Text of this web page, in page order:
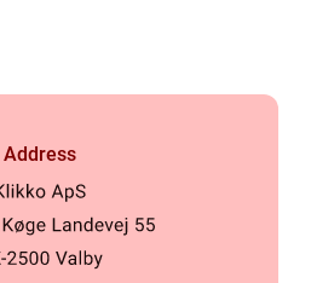
Address